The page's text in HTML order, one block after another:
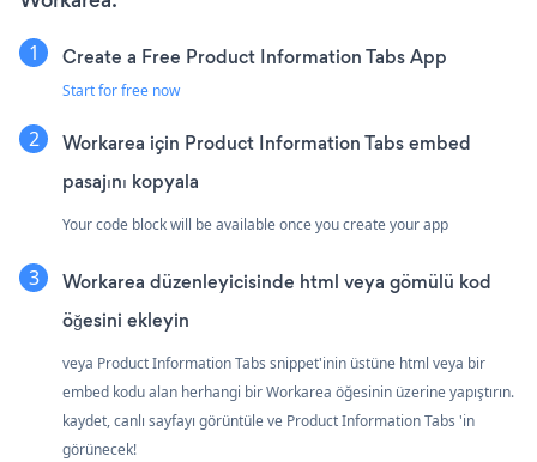
Create a Free Product Information Tabs App
Start for free now
Workarea için Product Information Tabs embed
pasajını kopyala
Your code block will be available once you create your app
Workarea düzenleyicisinde html veya gömülü kod
öğesini ekleyin
veya Product Information Tabs snippet'inin üstüne html veya bir
embed kodu alan herhangi bir Workarea öğesinin üzerine yapıştırın.
kaydet, canlı sayfayı görüntüle ve Product Information Tabs 'in
görünecek!